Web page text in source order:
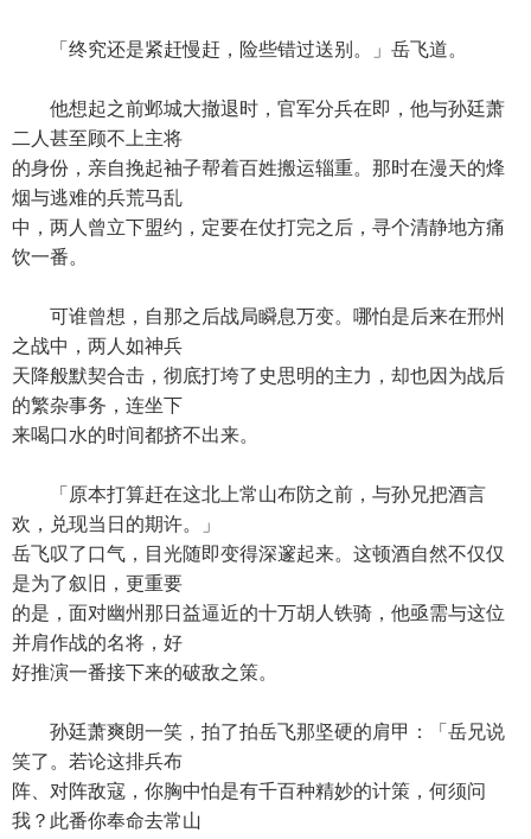
「终究还是紧赶慢赶，险些错过送别。」岳飞道。
他想起之前邺城大撤退时，官军分兵在即，他与孙廷萧
二人甚至顾不上主将
的身份，亲自挽起袖子帮着百姓搬运辎重。那时在漫天的烽
烟与逃难的兵荒马乱
中，两人曾立下盟约，定要在仗打完之后，寻个清静地方痛
饮一番。
可谁曾想，自那之后战局瞬息万变。哪怕是后来在邢州
之战中，两人如神兵
天降般默契合击，彻底打垮了史思明的主力，却也因为战后
的繁杂事务，连坐下
来喝口水的时间都挤不出来。
「原本打算赶在这北上常山布防之前，与孙兄把酒言
欢，兑现当日的期许。」
岳飞叹了口气，目光随即变得深邃起来。这顿酒自然不仅仅
是为了叙旧，更重要
的是，面对幽州那日益逼近的十万胡人铁骑，他亟需与这位
并肩作战的名将，好
好推演一番接下来的破敌之策。
孙廷萧爽朗一笑，拍了拍岳飞那坚硬的肩甲：「岳兄说
笑了。若论这排兵布
阵、对阵敌寇，你胸中怕是有千百种精妙的计策，何须问
我？此番你奉命去常山